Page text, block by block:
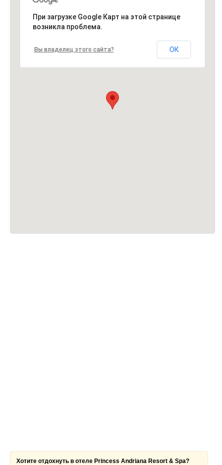
При загрузке Google Карт на этой странице
возникла проблема.
Вы владелец этого сайта? ОК
Хотите отдохнуть в отеле Princess Andriana Resort & Spa?